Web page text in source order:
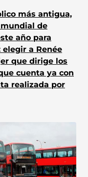
más antigua,
mundial de
año para
a Renée
que dirige los
cuenta ya con
realizada por